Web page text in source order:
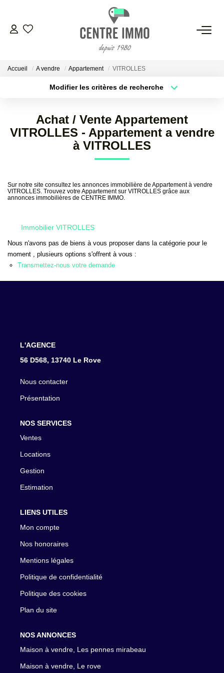
VENTES
ESTIMATION
NOS AGENCES
CONTACT
Accueil A vendre Appartement VITROLLES
Modifier les critères de recherche
Surface min Budget max
Plus de critères Créer une alerte
Achat / Vente Appartement
VITROLLES - Appartement a vendre
à VITROLLES
Sur notre site consultez les annonces immobilière de Appartement à vendre
VITROLLES. Trouvez votre Appartement sur VITROLLES grâce aux
annonces immobilières de CENTRE IMMO.
Immobilier VITROLLES
Nous n'avons pas de biens à vous proposer dans la catégorie pour le
moment , plusieurs options s'offrent à vous :
Transmettez-nous votre demande
L'AGENCE
56 D568, 13740 Le Rove
Nous contacter
Présentation
NOS SERVICES
Ventes
Locations
Gestion
Estimation
LIENS UTILES
Mon compte
Nos honoraires
Mentions légales
Politique de confidentialité
Politique des cookies
Plan du site
NOS ANNONCES
Maison à vendre, Les pennes mirabeau
Maison à vendre, Le rove